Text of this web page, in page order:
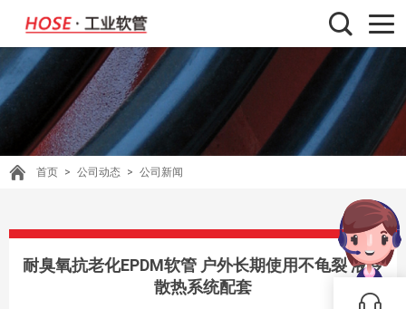
首页 > 公司动态 > 公司新闻
耐臭氧抗老化EPDM软管 户外长期使用不龟裂 液冷
散热系统配套